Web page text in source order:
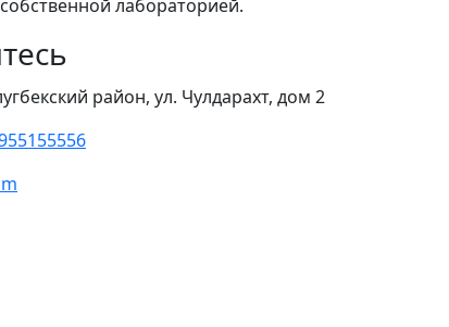
лабораторией.
район, ул. Чулдарахт, дом 2